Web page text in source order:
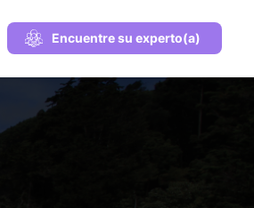
Encuentre su experto(a)